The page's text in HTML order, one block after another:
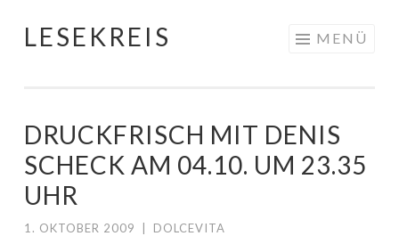
Springe
LESEKREIS MENÜ
DRUCKFRISCH MIT DENIS
SCHECK AM 04.10. UM 23.35
UHR
1. OKTOBER 2009 DOLCEVITA